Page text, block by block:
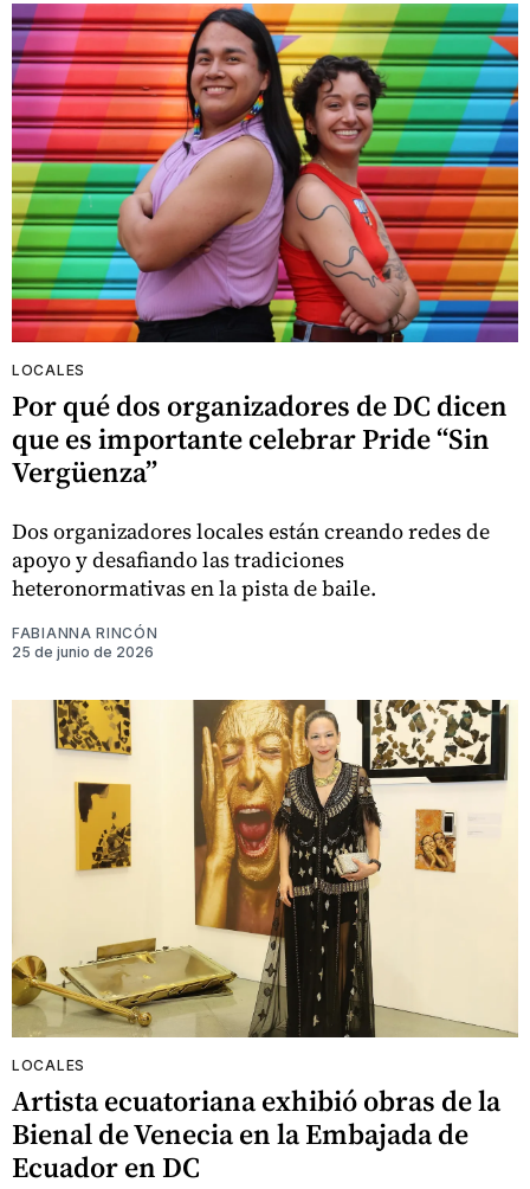
LOCALES
Por qué dos organizadores de DC dicen
que es importante celebrar Pride “Sin
Vergüenza”
Dos organizadores locales están creando redes de
apoyo y desafiando las tradiciones
heteronormativas en la pista de baile.
FABIANNA RINCÓN
25 de junio de 2026
LOCALES
Artista ecuatoriana exhibió obras de la
Bienal de Venecia en la Embajada de
Ecuador en DC